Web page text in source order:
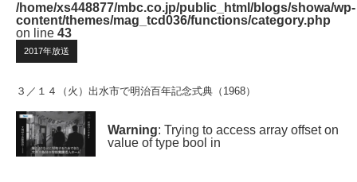
/home/xs448877/mbc.co.jp/public_html/blogs/showa/wp-
content/themes/mag_tcd036/functions/category.php
on line 43
2017年放送
３／１４（火）出水市で明治百年記念式典（1968）
Warning: Trying to access array offset on
value of type bool in